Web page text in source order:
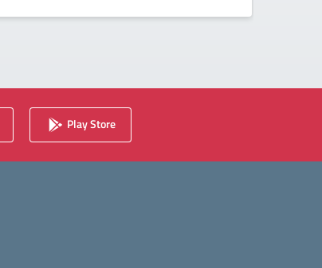
Play Store